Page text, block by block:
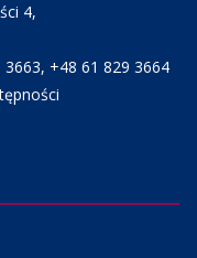
4,
3663, +48 61 829 3664